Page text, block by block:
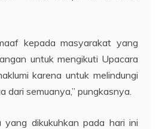
kepada masyarakat yang
untuk mengikuti Upacara
karena untuk melindungi
dari semuanya,” pungkasnya.
yang dikukuhkan pada hari ini